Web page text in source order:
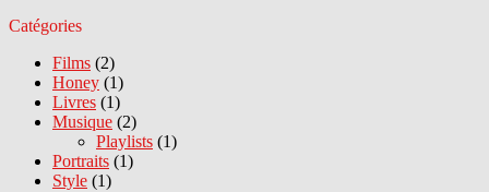
Catégories
Films (2)
Honey (1)
Livres (1)
Musique (2)
Playlists (1)
Portraits (1)
Style (1)